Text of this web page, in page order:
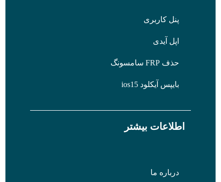
پنل کاربری
اپل آیدی
حذف FRP سامسونگ
بایپس آیکلود ios15
اطلاعات بیشتر
درباره ما